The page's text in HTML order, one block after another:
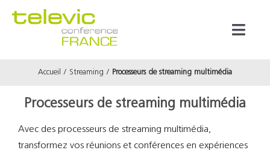
Accueil Streaming Processeurs de streaming multimédia
Processeurs de streaming multimédia
Avec des processeurs de streaming multimédia,
transformez vos réunions et conférences en expériences